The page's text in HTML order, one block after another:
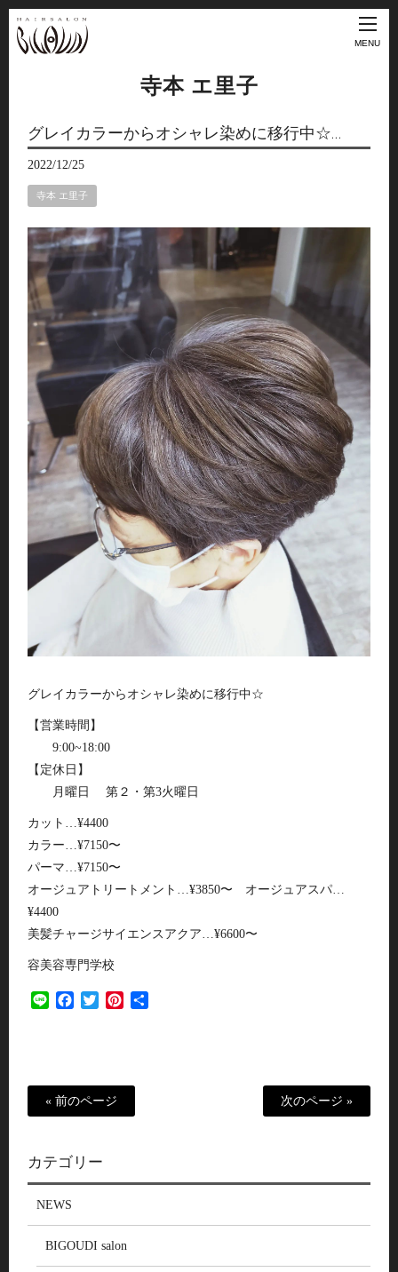
MENU
寺本 エ里子
グレイカラーからオシャレ染めに移行中☆…
2022/12/25
寺本 エ里子
グレイカラーからオシャレ染めに移行中☆
【営業時間】
9:00~18:00
【定休日】
月曜日 第２・第3火曜日
カット…¥4400
カラー…¥7150〜
パーマ…¥7150〜
オージュアトリートメント…¥3850〜 オージュアスパ…
¥4400
美髪チャージサイエンスアクア…¥6600〜
容美容専門学校
Line FacebookTwitterPinterest
« 前のページ 次のページ »
カテゴリー
NEWS
BIGOUDI salon